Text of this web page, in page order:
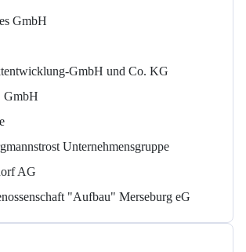
GmbH
GmbH und Co. KG
GmbH
Unternehmensgruppe
AG
"Aufbau" Merseburg eG